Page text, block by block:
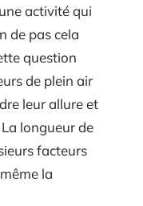
activité qui
de pas cela
question
de plein air
leur allure et
longueur de
facteurs
la